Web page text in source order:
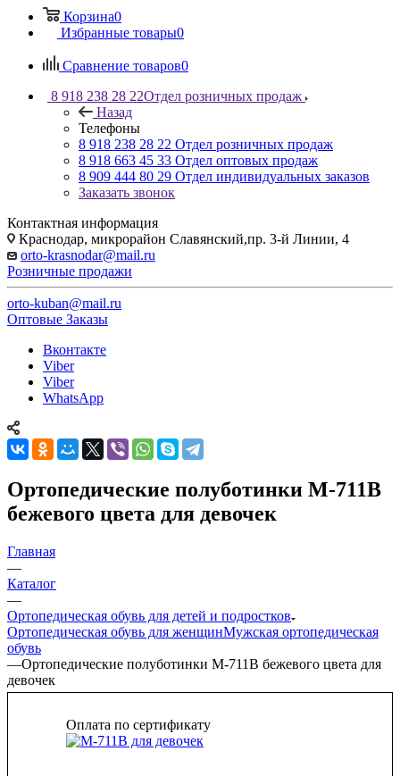
Корзина0
Избранные товары0
Сравнение товаров0
8 918 238 28 22Отдел розничных продаж
Назад
Телефоны
8 918 238 28 22 Отдел розничных продаж
8 918 663 45 33 Отдел оптовых продаж
8 909 444 80 29 Отдел индивидуальных заказов
Заказать звонок
Контактная информация
Краснодар, микрорайон Славянский,пр. 3-й Линии, 4
orto-krasnodar@mail.ru
Розничные продажи
orto-kuban@mail.ru
Оптовые Заказы
Вконтакте
Viber
Viber
WhatsApp
Ортопедические полуботинки М-711В
бежевого цвета для девочек
Главная
—
Каталог
—
Ортопедическая обувь для детей и подростков
Ортопедическая обувь для женщинМужская ортопедическая
обувь
—Ортопедические полуботинки М-711В бежевого цвета для
девочек
Оплата по сертификату